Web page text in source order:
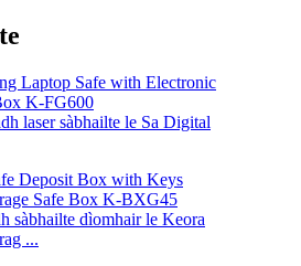
laser sàbhailte le Sa Digital
sàbhailte dìomhair le Keora
...